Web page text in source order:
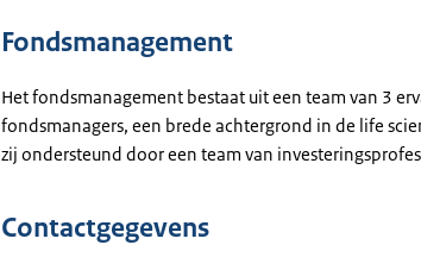
Fondsmanagement
Het fondsmanagement bestaat uit een team van 3
fondsmanagers, een brede achtergrond in de life
zij ondersteund door een team van
Contactgegevens